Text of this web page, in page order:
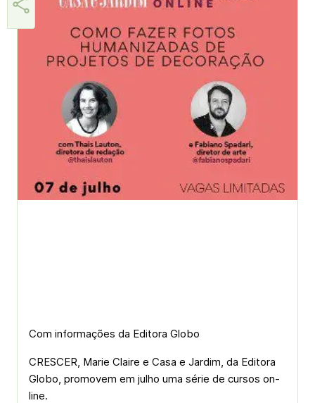
Helio Gama Neto
Com informações da Editora Globo
CRESCER, Marie Claire e Casa e Jardim, da Editora
Globo, promovem em julho uma série de cursos on-
line.